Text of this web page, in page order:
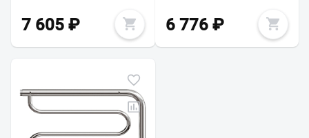
7 605 ₽ 6 776₽